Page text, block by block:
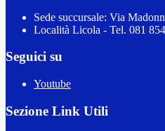
Sede succursale: Via
Località Licola - Tel. 081
Seguici su
Youtube
Sezione Link Utili